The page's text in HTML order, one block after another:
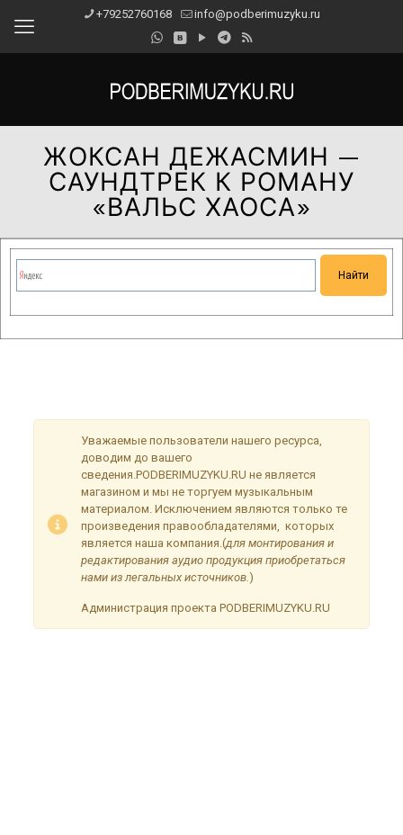
+79252760168 info@podberimuzyku.ru
ЖОКСАН ДЕЖАСМИН —
САУНДТРЕК К РОМАНУ
«ВАЛЬС ХАОСА»
Уважаемые пользователи нашего ресурса,
доводим до вашего
сведения.PODBERIMUZYKU.RU не является
магазином и мы не торгуем музыкальным
материалом. Исключением являются только те
произведения правообладателями, которых
является наша компания.(для монтирования и
редактирования аудио продукция приобретаться
нами из легальных источников.)
Администрация проекта PODBERIMUZYKU.RU